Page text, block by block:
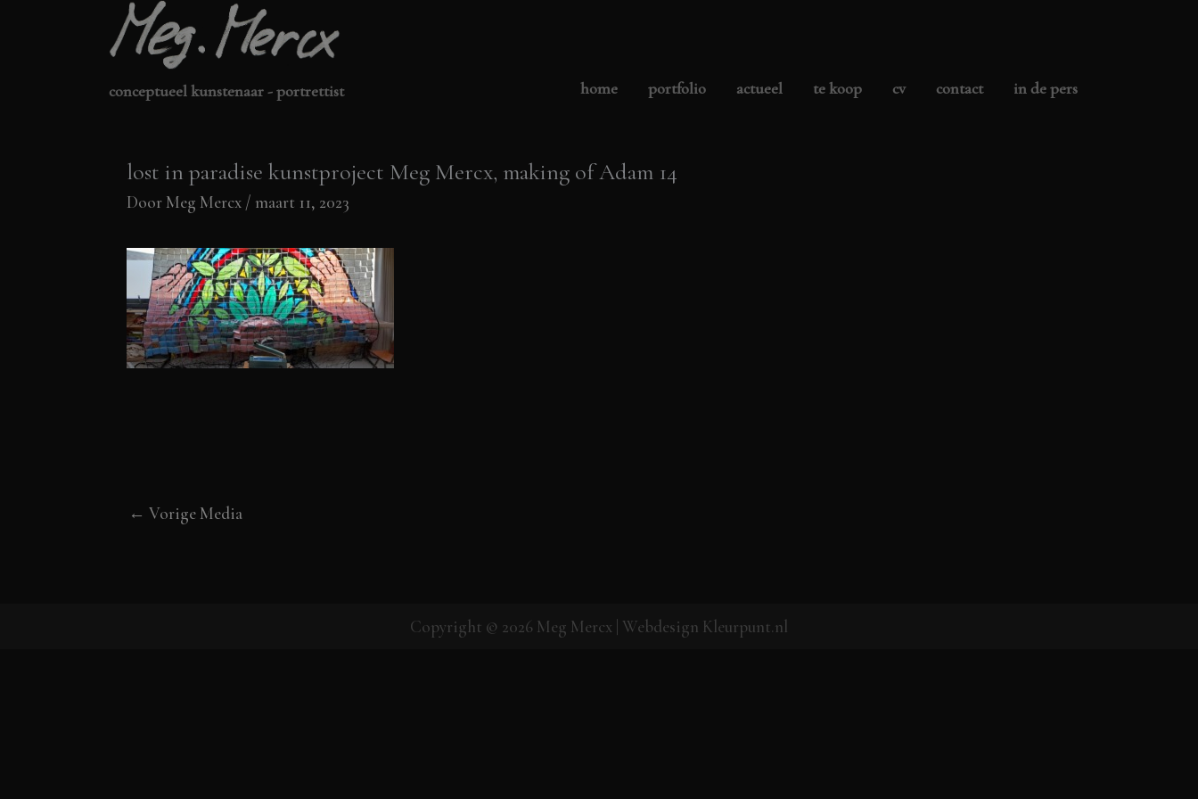
conceptueel kunstenaar - portrettist home portfolio actueel te koop cv contact in de pers
lost in paradise kunstproject Meg Mercx, making of Adam 14
Door Meg Mercx / maart 11, 2023
← Vorige Media
Copyright © 2026 Meg Mercx | Webdesign Kleurpunt.nl